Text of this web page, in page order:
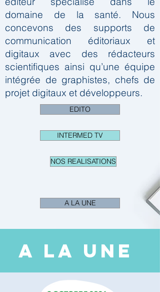
domaine de la santé. Nous
concevons des supports de
communication éditoriaux et
digitaux avec des rédacteurs
scientifiques ainsi qu’une équipe
intégrée de graphistes, chefs de
projet digitaux et développeurs.
EDITO
INTERMED TV
NOS REALISATIONS
A LA UNE
A LA UNE